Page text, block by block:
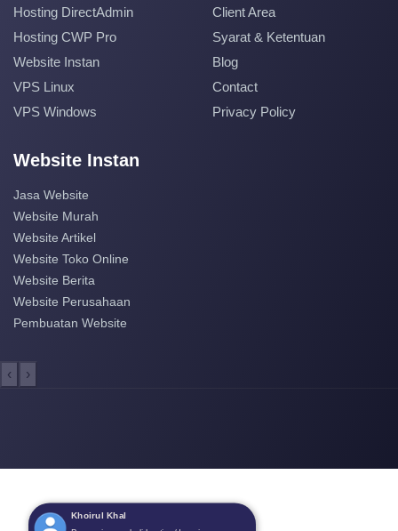
Hosting DirectAdmin
Hosting CWP Pro
Website Instan
VPS Linux
VPS Windows
Client Area
Syarat & Ketentuan
Blog
Contact
Privacy Policy
Website Instan
Jasa Website
Website Murah
Website Artikel
Website Toko Online
Website Berita
Website Perusahaan
Pembuatan Website
‹ ›
Khoirul Khal